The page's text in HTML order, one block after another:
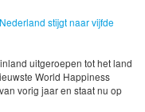
stijgt naar vijfde
uitgeroepen tot het land
World Happiness
vorig jaar en staat nu op